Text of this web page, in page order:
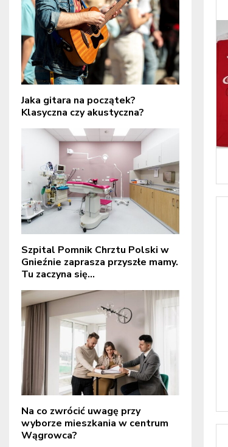
Jaka gitara na początek?
Klasyczna czy akustyczna?
Szpital Pomnik Chrztu Polski w
Gnieźnie zaprasza przyszłe mamy.
Tu zaczyna się...
Na co zwrócić uwagę przy
wyborze mieszkania w centrum
Wągrowca?